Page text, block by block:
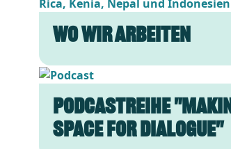
Wo wir arbeiten
Bild
Podcastreihe
Space for Dialogue"